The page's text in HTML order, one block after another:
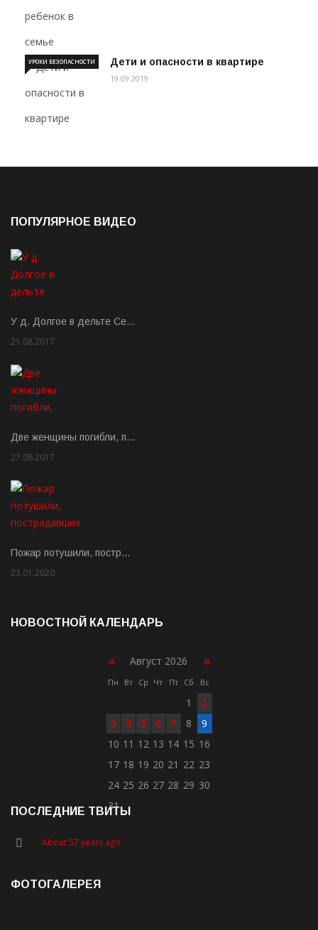
Дети и опасности в квартире
УРОКИ БЕЗОПАСНОСТИ
19.09.2019
ПОПУЛЯРНОЕ ВИДЕО
У д. Долгое в дельте Се…
21.08.2017
Две женщины погибли, п…
27.08.2017
Пожар потушили, постр…
23.01.2020
НОВОСТНОЙ КАЛЕНДАРЬ
« Август 2026 »
Пн Вт Ср Чт Пт Сб Вс
1
2
3
4 5 6 7 8
9
10 11 12 13 14 15 16
17 18 19 20 21 22 23
24 25 26 27 28 29 30
31
ПОСЛЕДНИЕ ТВИТЫ
About 57 years ago
ФОТОГАЛЕРЕЯ